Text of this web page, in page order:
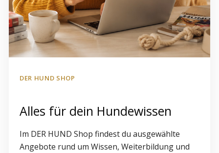
DER HUND SHOP
Alles für dein Hundewissen
Im DER HUND Shop findest du ausgewählte
Angebote rund um Wissen, Weiterbildung und